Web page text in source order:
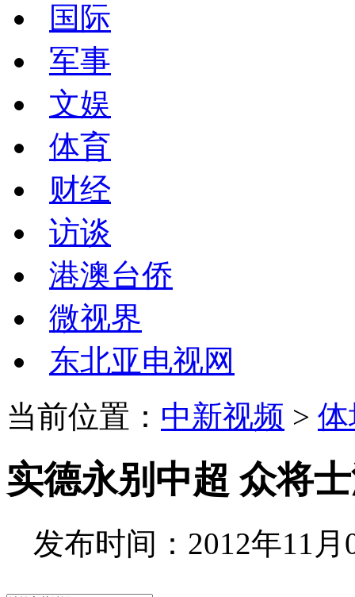
国际
军事
文娱
体育
财经
访谈
港澳台侨
微视界
东北亚电视网
当前位置： 中新视频 >
实德永别中超 众将
发布时间：2012年11月